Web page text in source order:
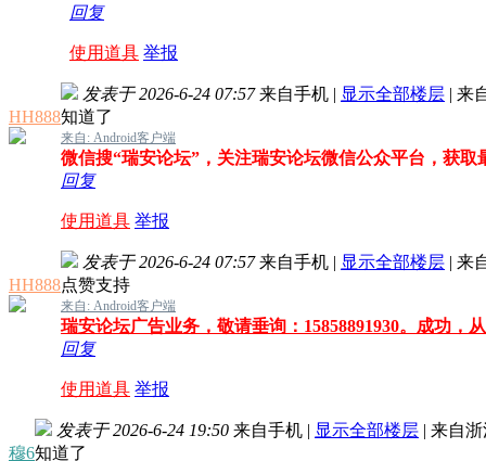
回复
使用道具 举报
HH888
发表于 2026-6-24 07:57 来自手机 | 显示全部楼层 | 来
知道了
来自: Android客户端
微信搜“瑞安论坛”，关注瑞安论坛微信公众平台，获取
回复
使用道具 举报
HH888
发表于 2026-6-24 07:57 来自手机 | 显示全部楼层 | 来
点赞支持
来自: Android客户端
瑞安论坛广告业务，敬请垂询：15858891930。成功，
回复
使用道具 举报
穆6
发表于 2026-6-24 19:50 来自手机 | 显示全部楼层 | 来自浙
知道了